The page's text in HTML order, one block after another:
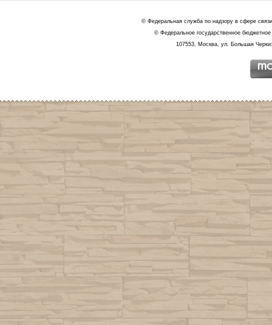
© Федеральная служба по надзору в сфере
© Федеральное государственное
107553, Москва, ул. Большая